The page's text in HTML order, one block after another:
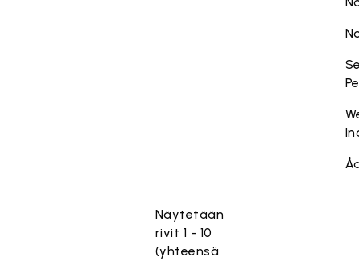
Näytetään
rivit 1 - 10
(yhteensä